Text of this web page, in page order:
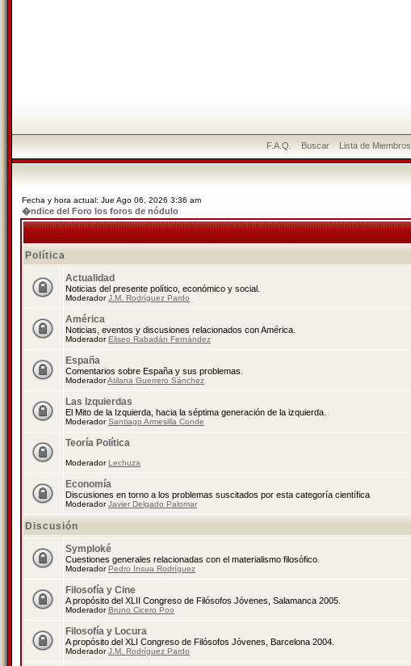
F.A.Q. Buscar Lista de Miembros
Fecha y hora actual: Jue Ago 06, 2026 3:36 am
�ndice del Foro los foros de nódulo
Política
Actualidad
Noticias del presente político, económico y social.
ModeradorJ.M. Rodríguez Pardo
América
Noticias, eventos y discusiones relacionados con América.
ModeradorEliseo Rabadán Fernández
España
Comentarios sobre España y sus problemas.
ModeradorAtilana Guerrero Sánchez
Las Izquierdas
El Mito de la Izquierda, hacia la séptima generación de la izquierda.
ModeradorSantiago Armesilla Conde
Teoría Política
ModeradorLechuza
Economía
Discusiones en torno a los problemas suscitados por esta categoría científica
ModeradorJavier Delgado Palomar
Discusión
Symploké
Cuestiones generales relacionadas con el materialismo filosófico.
ModeradorPedro Insua Rodríguez
Filosofía y Cine
A propósito del XLII Congreso de Filósofos Jóvenes, Salamanca 2005.
ModeradorBruno Cicero Poo
Filosofía y Locura
A propósito del XLI Congreso de Filósofos Jóvenes, Barcelona 2004.
ModeradorJ.M. Rodríguez Pardo